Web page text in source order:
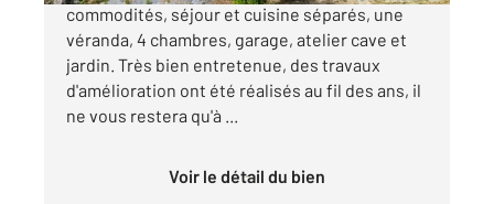
commodités, séjour et cuisine séparés, une
véranda, 4 chambres, garage, atelier cave et
jardin. Très bien entretenue, des travaux
d'amélioration ont été réalisés au fil des ans, il
ne vous restera qu'à ...
Voir le détail du bien